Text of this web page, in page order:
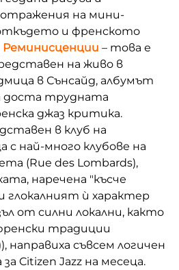
отражения на мини-
и френското
Реминисценции – това е
на живо в
в Сънсайд, албумът
доста трудната
джаз критика.
в клуб на
с най-много клубове на
(Rue des Lombards),
наречена "късче
глокалният ѝ характер
от силни локални, както
традиции
направиха съвсем логичен
Citizen Jazz на месеца.